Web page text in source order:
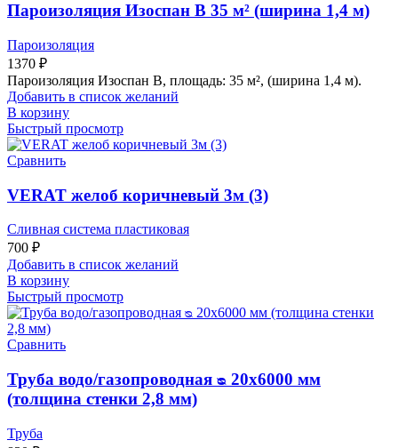
Пароизоляция Изоспан В 35 м² (ширина 1,4 м)
Пароизоляция
1370 ₽
Пароизоляция Изоспан В, площадь: 35 м², (ширина 1,4 м).
Добавить в список желаний
В корзину
Быстрый просмотр
Сравнить
VERAT желоб коричневый 3м (3)
Сливная система пластиковая
700 ₽
Добавить в список желаний
В корзину
Быстрый просмотр
Сравнить
Труба водо/газопроводная ᴓ 20х6000 мм
(толщина стенки 2,8 мм)
Труба